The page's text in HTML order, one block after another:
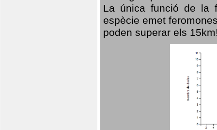
La única funció de la
espècie emet
poden superar els